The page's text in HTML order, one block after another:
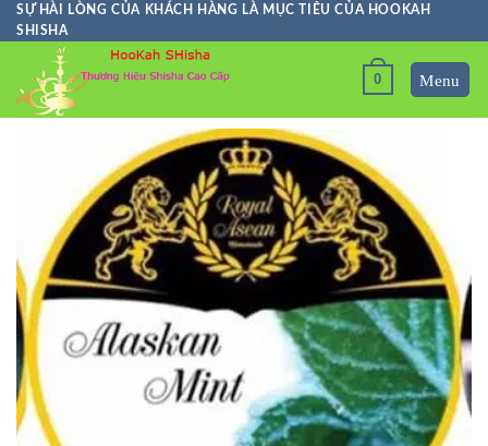
Skip
to
content
SỰ HÀI LÒNG CỦA KHÁCH HÀNG LÀ MỤC TIÊU CỦA HOOKAH
SHISHA
0